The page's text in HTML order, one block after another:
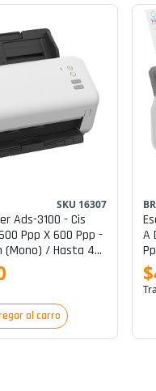
SKU 16307
Ads-3100 - Cis
Ppp X 600 Ppp -
(mono) / Hasta 40
(60 Páginas) -
3100
al carro
A